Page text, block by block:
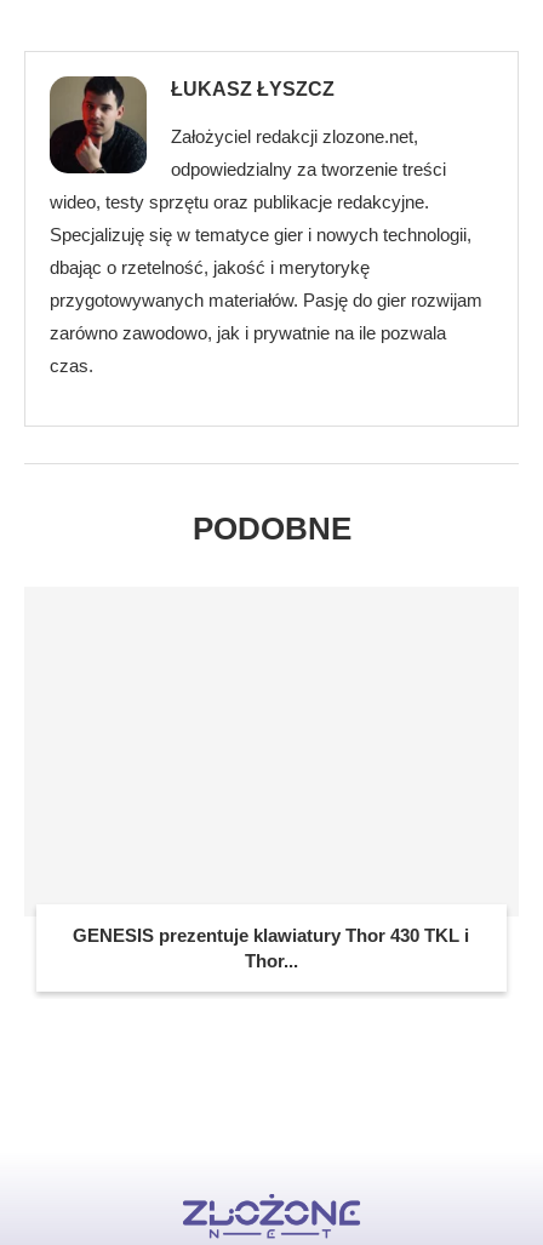
ŁUKASZ ŁYSZCZ
Założyciel redakcji zlozone.net,
odpowiedzialny za tworzenie treści
wideo, testy sprzętu oraz publikacje redakcyjne.
Specjalizuję się w tematyce gier i nowych technologii,
dbając o rzetelność, jakość i merytorykę
przygotowywanych materiałów. Pasję do gier rozwijam
zarówno zawodowo, jak i prywatnie na ile pozwala
czas.
PODOBNE
GENESIS prezentuje klawiatury Thor 430 TKL i
Thor...